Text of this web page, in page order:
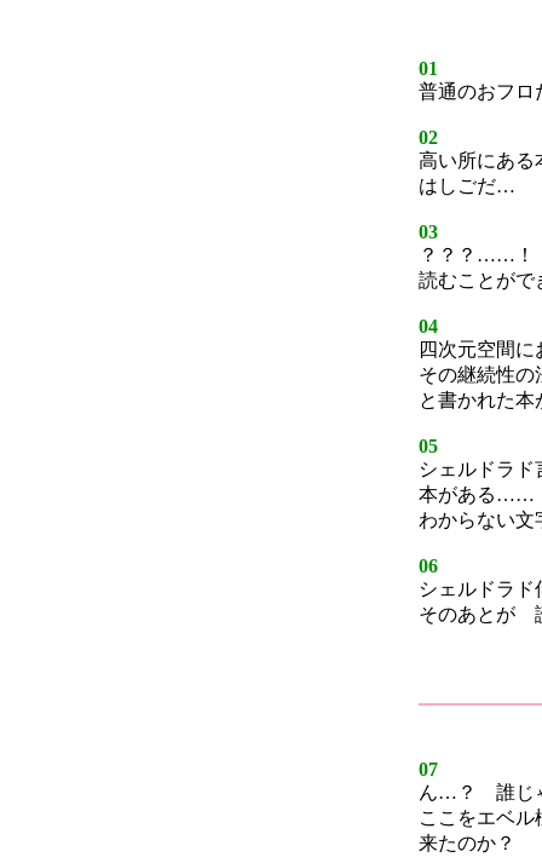
01
普通のおフロ
02
高い所にある
はしごだ…
03
？？？……！
読むことが
04
四次元空間
その継続性
と書かれた本
05
シェルドラ
本がある……
わからない
06
シェルドラ
そのあとが
07
ん…？ 誰じ
ここをエベル
来たのか？